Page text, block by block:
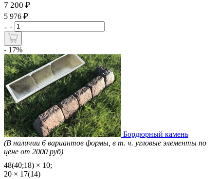
7 200 ₽
5 976 ₽
- 17%
Бордюрный камень
(В наличии 6 вариантов формы, в т. ч. угловые элементы по
цене от 2000 руб)
48(40;18) × 10;
20 × 17(14)